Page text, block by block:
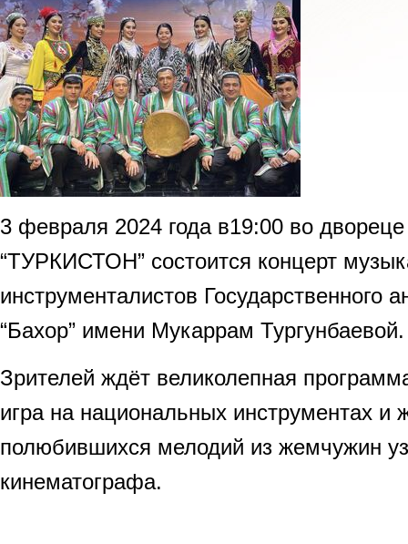
3 февраля 2024 года в19:00 во двореце
“ТУРКИСТОН” состоится концерт
инструменталистов Государственного
“Бахор” имени Мукаррам Тургунбаевой.
Зрителей ждёт великолепная
игра на национальных инструментах и
полюбившихся мелодий из жемчужин
кинематографа.